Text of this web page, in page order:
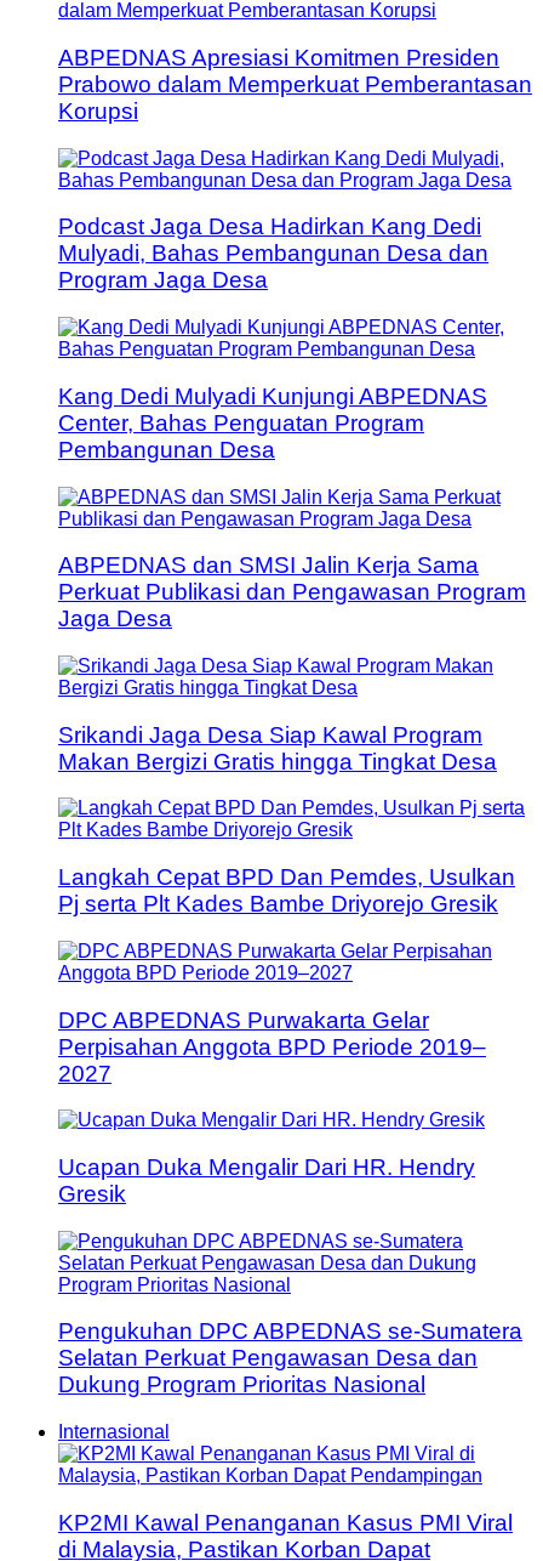
ABPEDNAS Apresiasi Komitmen Presiden
Prabowo dalam Memperkuat Pemberantasan
Korupsi
Podcast Jaga Desa Hadirkan Kang Dedi
Mulyadi, Bahas Pembangunan Desa dan
Program Jaga Desa
Kang Dedi Mulyadi Kunjungi ABPEDNAS
Center, Bahas Penguatan Program
Pembangunan Desa
ABPEDNAS dan SMSI Jalin Kerja Sama
Perkuat Publikasi dan Pengawasan Program
Jaga Desa
Srikandi Jaga Desa Siap Kawal Program
Makan Bergizi Gratis hingga Tingkat Desa
Langkah Cepat BPD Dan Pemdes, Usulkan
Pj serta Plt Kades Bambe Driyorejo Gresik
DPC ABPEDNAS Purwakarta Gelar
Perpisahan Anggota BPD Periode 2019–
2027
Ucapan Duka Mengalir Dari HR. Hendry
Gresik
Pengukuhan DPC ABPEDNAS se-Sumatera
Selatan Perkuat Pengawasan Desa dan
Dukung Program Prioritas Nasional
Internasional
KP2MI Kawal Penanganan Kasus PMI Viral
di Malaysia, Pastikan Korban Dapat